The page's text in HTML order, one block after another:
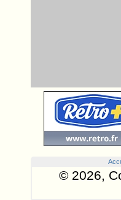
© 2026,